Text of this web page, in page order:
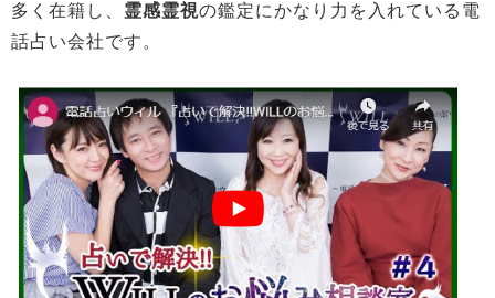
多く在籍し、 霊感霊視の鑑定にかなり力を入れている電
話占い会社です。